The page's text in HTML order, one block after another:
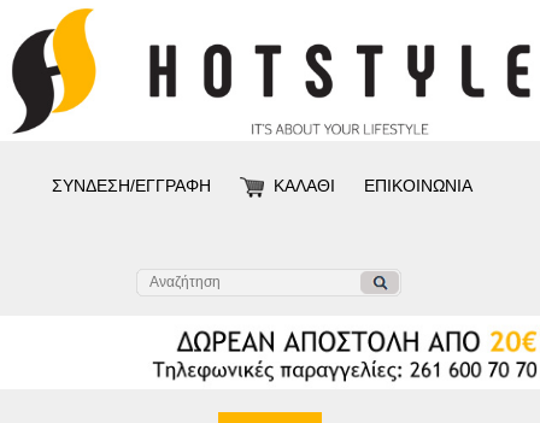
ΣΥΝΔΕΣΗ/ΕΓΓΡΑΦΗ ΚΑΛΑΘΙ ΕΠΙΚΟΙΝΩΝΙΑ